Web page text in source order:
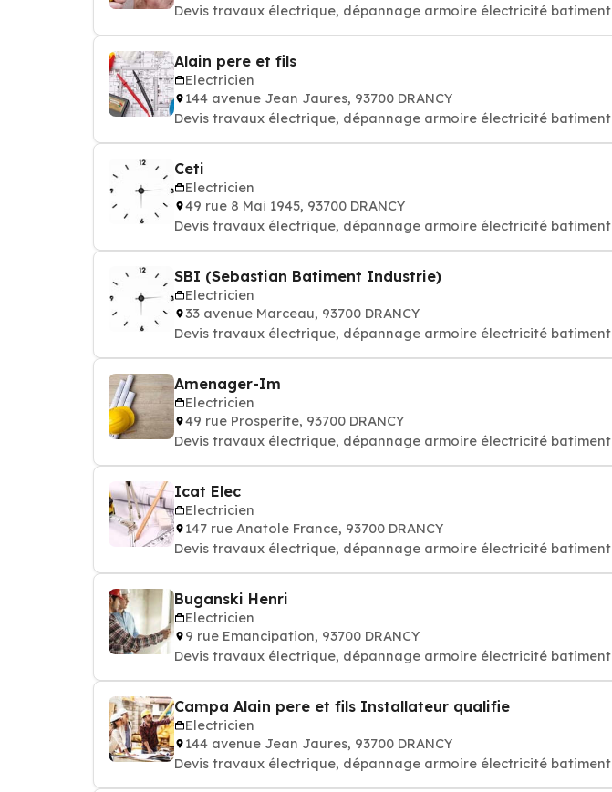
Devis travaux électrique, dépannage armoire électricité batiment
Alain pere et fils
Electricien
144 avenue Jean Jaures, 93700 DRANCY
Devis travaux électrique, dépannage armoire électricité batiment
Ceti
Electricien
49 rue 8 Mai 1945, 93700 DRANCY
Devis travaux électrique, dépannage armoire électricité batiment
SBI (Sebastian Batiment Industrie)
Electricien
33 avenue Marceau, 93700 DRANCY
Devis travaux électrique, dépannage armoire électricité batiment
Amenager-Im
Electricien
49 rue Prosperite, 93700 DRANCY
Devis travaux électrique, dépannage armoire électricité batiment
Icat Elec
Electricien
147 rue Anatole France, 93700 DRANCY
Devis travaux électrique, dépannage armoire électricité batiment
Buganski Henri
Electricien
9 rue Emancipation, 93700 DRANCY
Devis travaux électrique, dépannage armoire électricité batiment
Campa Alain pere et fils Installateur qualifie
Electricien
144 avenue Jean Jaures, 93700 DRANCY
Devis travaux électrique, dépannage armoire électricité batiment